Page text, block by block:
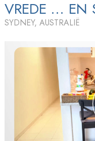
VREDE ... EN
SYDNEY, AUSTRALIË